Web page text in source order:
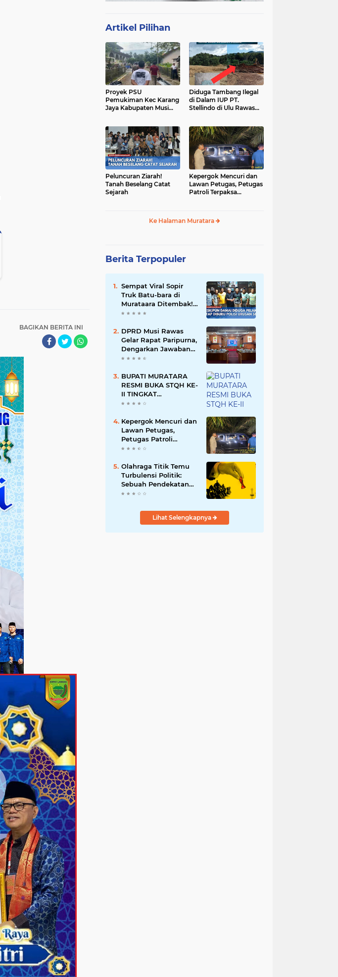
BAGIKAN BERITA INI
Artikel Pilihan
Proyek PSU
Pemukiman Kec Karang
Jaya Kabupaten Musi
Diduga Tambang Ilegal
di Dalam IUP PT.
Stellindo di Ulu Rawas
Peluncuran Ziarah!
Tanah Beselang Catat
Sejarah
Kepergok Mencuri dan
Lawan Petugas, Petugas
Patroli Terpaksa
Ke Halaman Muratara
Berita Terpopuler
Sempat Viral Sopir
Truk Batu-bara di
Murataara Ditembak!
Namun Dikabarkan
DPRD Musi Rawas
Gelar Rapat Paripurna,
Dengarkan Jawaban
Eksekutif Atas 4
BUPATI MURATARA
RESMI BUKA STQH KE-
II TINGKAT
KABUPATEN
Kepergok Mencuri dan
Lawan Petugas,
Petugas Patroli
Terpaksa Lumpuhkan
Olahraga Titik Temu
Turbulensi Politik:
Sebuah Pendekatan
Batalnya Tuan Rumah
Lihat Selengkapnya